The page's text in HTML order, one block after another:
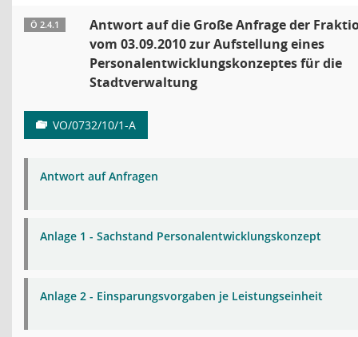
Ö 2.4.1
Antwort auf die Große Anfrage der
vom 03.09.2010 zur Aufstellung eines
Personalentwicklungskonzeptes für die
Stadtverwaltung
VO/0732/10/1-A
Antwort auf Anfragen
Anlage 1 - Sachstand Personalentwicklungskonzept
Anlage 2 - Einsparungsvorgaben je Leistungseinheit